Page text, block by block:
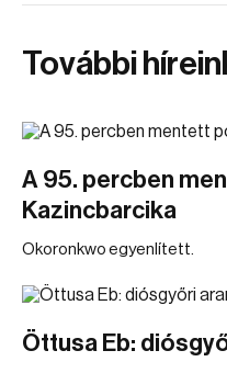
További
A 95. percben
Kazincbarcika
Okoronkwo egyenlített.
Öttusa Eb: